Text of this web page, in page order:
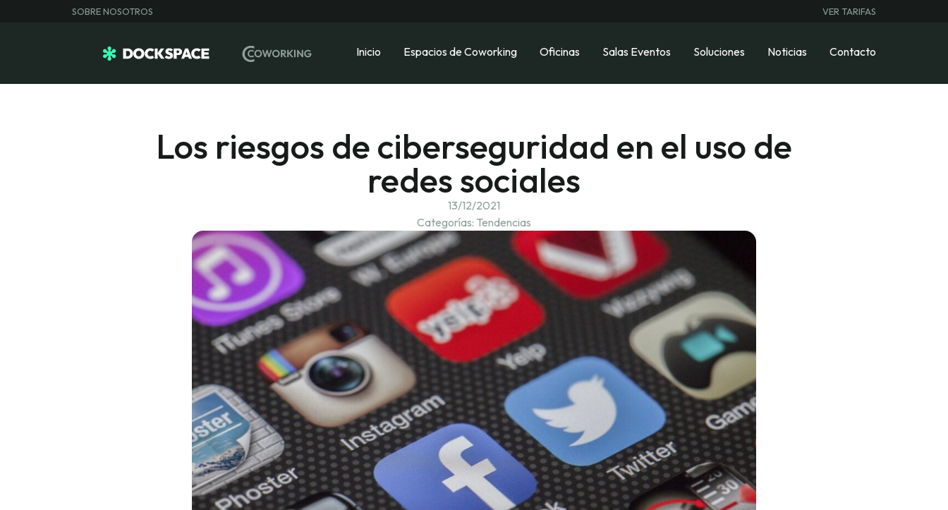
SOBRE NOSOTROS VER TARIFAS
Inicio Espacios de Coworking Oficinas Salas Eventos Soluciones Noticias Contacto
Los riesgos de ciberseguridad en el uso de
redes sociales
13/12/2021
Categorías: Tendencias